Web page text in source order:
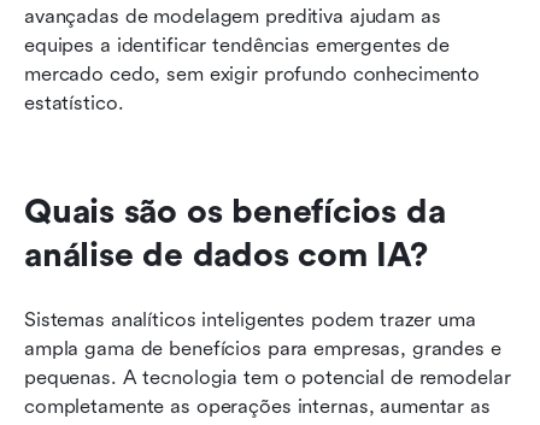
avançadas de modelagem preditiva ajudam as
equipes a identificar tendências emergentes de
mercado cedo, sem exigir profundo conhecimento
estatístico.
Quais são os benefícios da
análise de dados com IA?
Sistemas analíticos inteligentes podem trazer uma
ampla gama de benefícios para empresas, grandes e
pequenas. A tecnologia tem o potencial de remodelar
completamente as operações internas, aumentar as